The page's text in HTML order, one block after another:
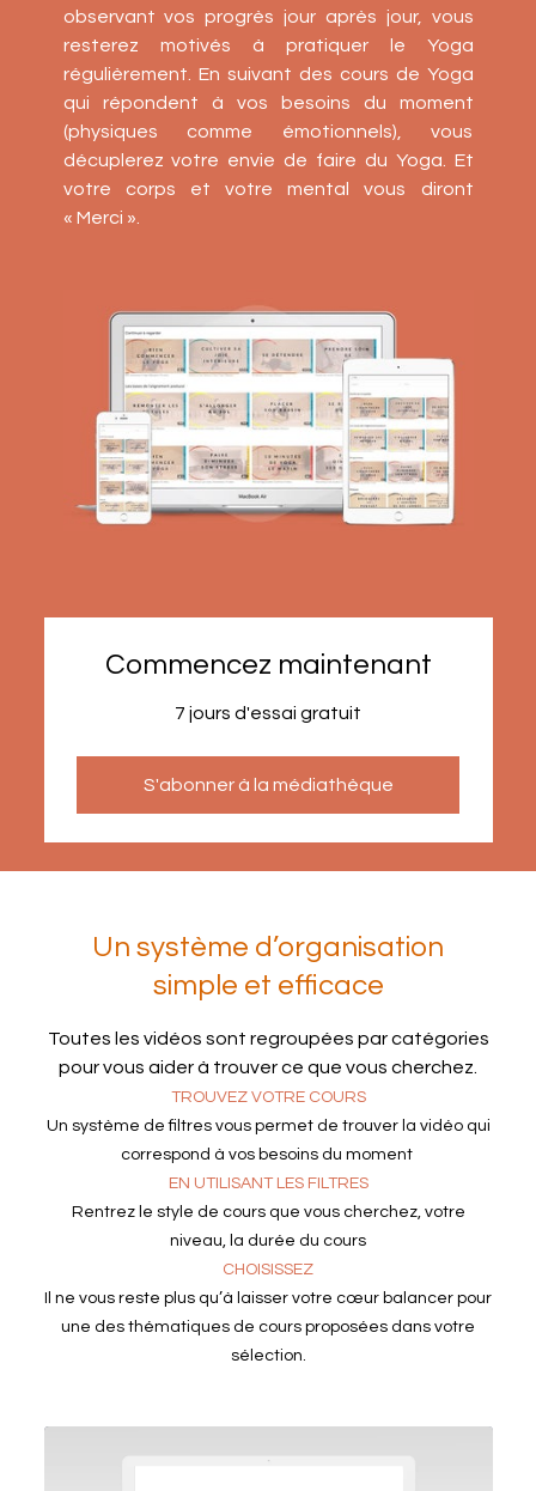
observant vos progrès jour après jour, vous
resterez motivés à pratiquer le Yoga
régulièrement. En suivant des cours de Yoga
qui répondent à vos besoins du moment
(physiques comme émotionnels), vous
décuplerez votre envie de faire du Yoga. Et
votre corps et votre mental vous diront
« Merci ».
Commencez maintenant
7 jours d'essai gratuit
S'abonner à la médiathèque
Un système d’organisation
simple et efficace
Toutes les vidéos sont regroupées par catégories
pour vous aider à trouver ce que vous cherchez.
TROUVEZ VOTRE COURS
Un système de filtres vous permet de trouver la vidéo qui
correspond à vos besoins du moment
EN UTILISANT LES FILTRES
Rentrez le style de cours que vous cherchez, votre
niveau, la durée du cours
CHOISISSEZ
Il ne vous reste plus qu’à laisser votre cœur balancer pour
une des thématiques de cours proposées dans votre
sélection.